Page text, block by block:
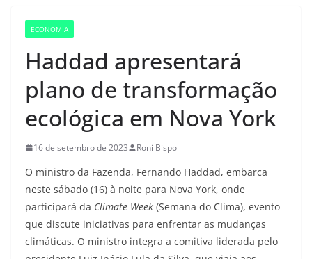
ECONOMIA
Haddad apresentará
plano de transformação
ecológica em Nova York
16 de setembro de 2023 Roni Bispo
O ministro da Fazenda, Fernando Haddad, embarca
neste sábado (16) à noite para Nova York, onde
participará da Climate Week (Semana do Clima), evento
que discute iniciativas para enfrentar as mudanças
climáticas. O ministro integra a comitiva liderada pelo